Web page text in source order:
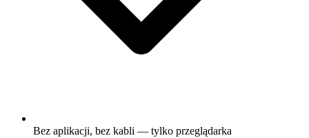
Bez aplikacji, bez kabli — tylko przeglądarka